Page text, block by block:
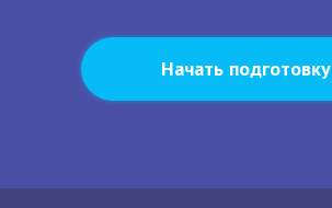
Начать подготовку